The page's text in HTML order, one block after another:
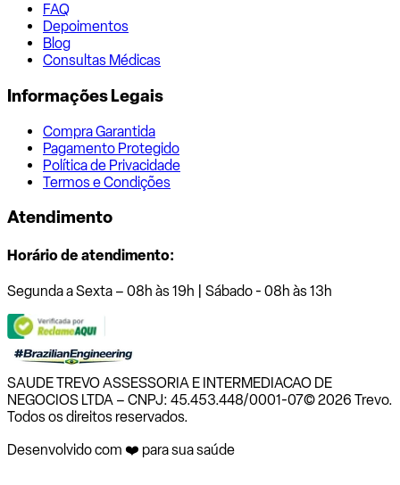
FAQ
Depoimentos
Blog
Consultas Médicas
Informações Legais
Compra Garantida
Pagamento Protegido
Política de Privacidade
Termos e Condições
Atendimento
Horário de atendimento:
Segunda a Sexta – 08h às 19h | Sábado - 08h às 13h
SAUDE TREVO ASSESSORIA E INTERMEDIACAO DE
NEGOCIOS LTDA – CNPJ: 45.453.448/0001-07© 2026 Trevo.
Todos os direitos reservados.
Desenvolvido com ❤️ para sua saúde